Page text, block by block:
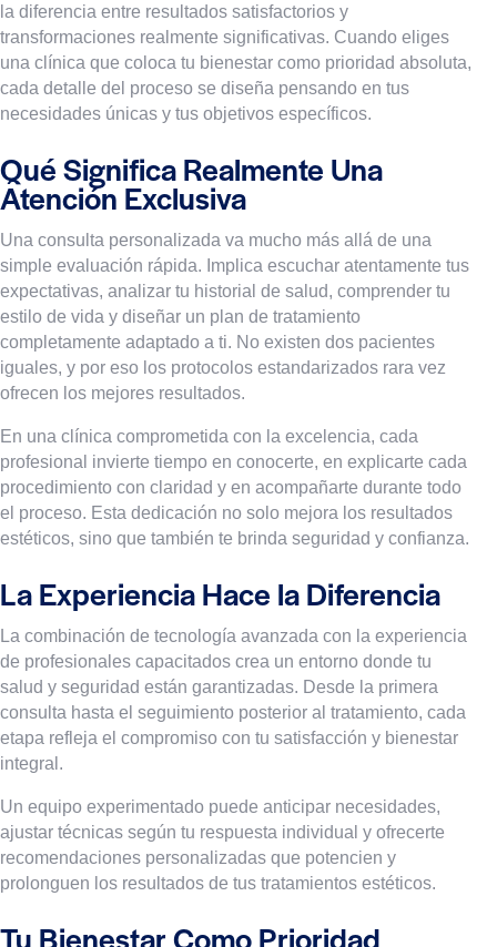
la diferencia entre resultados satisfactorios y
transformaciones realmente significativas. Cuando eliges
una clínica que coloca tu bienestar como prioridad absoluta,
cada detalle del proceso se diseña pensando en tus
necesidades únicas y tus objetivos específicos.
Qué Significa Realmente Una
Atención Exclusiva
Una consulta personalizada va mucho más allá de una
simple evaluación rápida. Implica escuchar atentamente tus
expectativas, analizar tu historial de salud, comprender tu
estilo de vida y diseñar un plan de tratamiento
completamente adaptado a ti. No existen dos pacientes
iguales, y por eso los protocolos estandarizados rara vez
ofrecen los mejores resultados.
En una clínica comprometida con la excelencia, cada
profesional invierte tiempo en conocerte, en explicarte cada
procedimiento con claridad y en acompañarte durante todo
el proceso. Esta dedicación no solo mejora los resultados
estéticos, sino que también te brinda seguridad y confianza.
La Experiencia Hace la Diferencia
La combinación de tecnología avanzada con la experiencia
de profesionales capacitados crea un entorno donde tu
salud y seguridad están garantizadas. Desde la primera
consulta hasta el seguimiento posterior al tratamiento, cada
etapa refleja el compromiso con tu satisfacción y bienestar
integral.
Un equipo experimentado puede anticipar necesidades,
ajustar técnicas según tu respuesta individual y ofrecerte
recomendaciones personalizadas que potencien y
prolonguen los resultados de tus tratamientos estéticos.
Tu Bienestar Como Prioridad